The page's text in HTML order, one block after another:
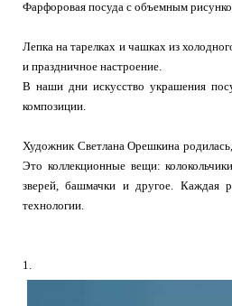
Фарфоровая посуда с объемным
Лепка на тарелках и чашках из
и праздничное настроение.
В наши дни искусство украшения
композиции.
Художник Светлана Орешкина
Это коллекционные вещи:
зверей, башмачки и другое. Каждая
технологии.
1.